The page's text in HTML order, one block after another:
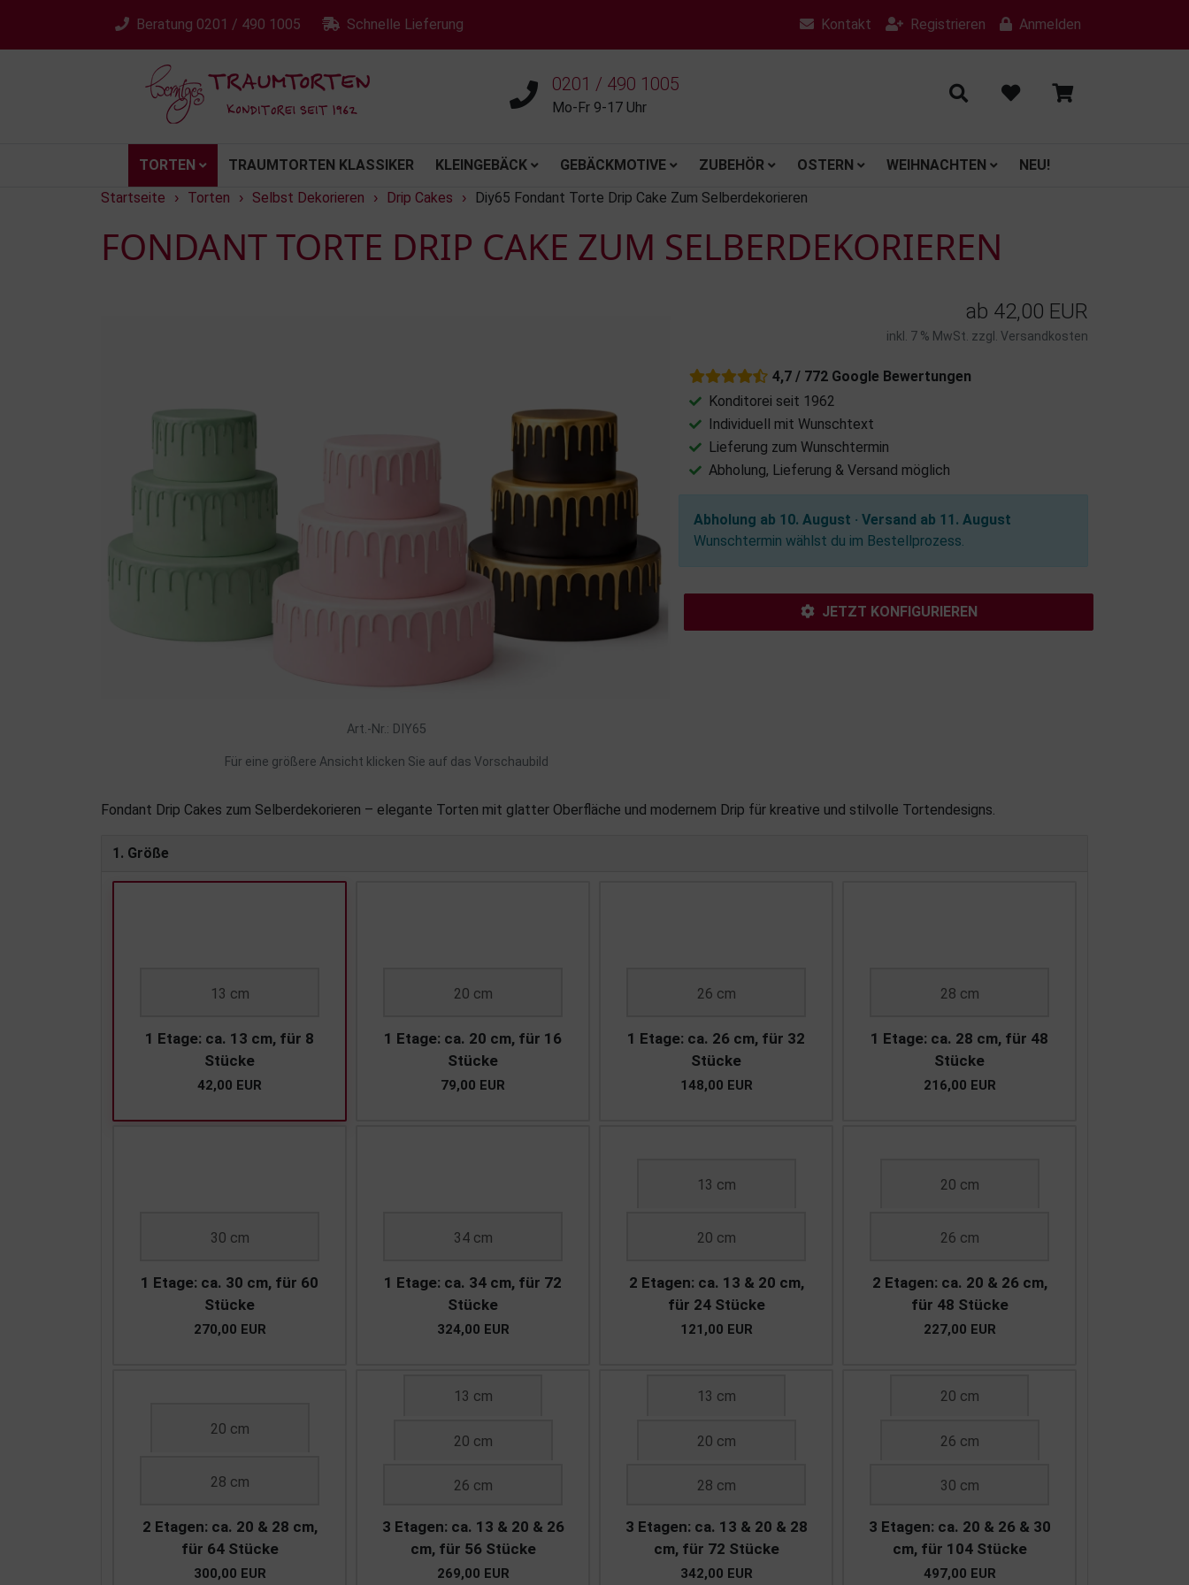
Beratung 0201 / 490 1005 Schnelle Lieferung Kontakt Registrieren Anmelden
0201 / 490 1005
Mo-Fr 9-17 Uhr
TORTEN TRAUMTORTEN KLASSIKER KLEINGEBÄCK GEBÄCKMOTIVE ZUBEHÖR OSTERN WEIHNACHTEN
NEU!
Startseite
› Torten › Selbst Dekorieren › Drip Cakes › Diy65 Fondant Torte Drip Cake Zum Selberdekorieren
FONDANT TORTE DRIP CAKE ZUM SELBERDEKORIEREN
Art.-Nr.: DIY65
Für eine größere Ansicht klicken Sie auf das Vorschaubild
ab 42,00 EUR
inkl. 7 % MwSt. zzgl. Versandkosten
4,7 / 772 Google Bewertungen
Konditorei seit 1962
Individuell mit Wunschtext
Lieferung zum Wunschtermin
Abholung, Lieferung & Versand möglich
Abholung ab 10. August · Versand ab 11. August
Wunschtermin wählst du im Bestellprozess.
JETZT KONFIGURIEREN
Fondant Drip Cakes zum Selberdekorieren – elegante Torten mit glatter Oberfläche und modernem Drip für kreative und stilvolle Tortendesigns.
1. Größe
13 cm
1 Etage: ca. 13 cm, für 8
Stücke
42,00 EUR
20 cm
1 Etage: ca. 20 cm, für 16
Stücke
79,00 EUR
26 cm
1 Etage: ca. 26 cm, für 32
Stücke
148,00 EUR
28 cm
1 Etage: ca. 28 cm, für 48
Stücke
216,00 EUR
30 cm
1 Etage: ca. 30 cm, für 60
Stücke
270,00 EUR
34 cm
1 Etage: ca. 34 cm, für 72
Stücke
324,00 EUR
13 cm
20 cm
2 Etagen: ca. 13 & 20 cm,
für 24 Stücke
121,00 EUR
20 cm
26 cm
2 Etagen: ca. 20 & 26 cm,
für 48 Stücke
227,00 EUR
20 cm
28 cm
2 Etagen: ca. 20 & 28 cm,
für 64 Stücke
300,00 EUR
13 cm
20 cm
26 cm
3 Etagen: ca. 13 & 20 & 26
cm, für 56 Stücke
269,00 EUR
13 cm
20 cm
28 cm
3 Etagen: ca. 13 & 20 & 28
cm, für 72 Stücke
342,00 EUR
20 cm
26 cm
30 cm
3 Etagen: ca. 20 & 26 & 30
cm, für 104 Stücke
497,00 EUR